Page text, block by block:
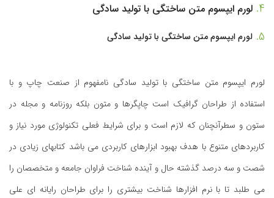
لورم ایپسوم متن ساختگی با تولید سادگی
لورم ایپسوم متن ساختگی با تولید سادگی
لورم ایپسوم متن ساختگی با تولید سادگی نامفهوم از صنعت چاپ و با
استفاده از طراحان گرافیک است چاپگرها و متون بلکه روزنامه و مجله در
ستون و سطرآنچنان که لازم است و برای شرایط فعلی تکنولوژی مورد نیاز و
کاربردهای متنوع با هدف بهبود ابزارهای کاربردی می باشد کتابهای زیادی در
شصت و سه درصد گذشته حال و آینده شناخت فراوان جامعه و متخصصان را
می طلبد تا با نرم افزارها شناخت بیشتری را برای طراحان رایانه ای علی